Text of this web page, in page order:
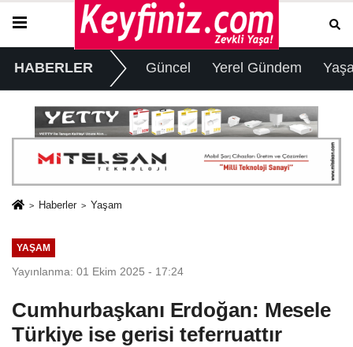
HABERLER Güncel Yerel Gündem
Haberler Yaşam
YAŞAM
Yayınlanma: 01 Ekim 2025 - 17:24
Cumhurbaşkanı Erdoğan: Mesele
Türkiye ise gerisi teferruattır